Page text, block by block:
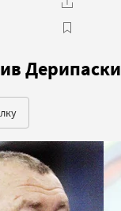
Дерипаски